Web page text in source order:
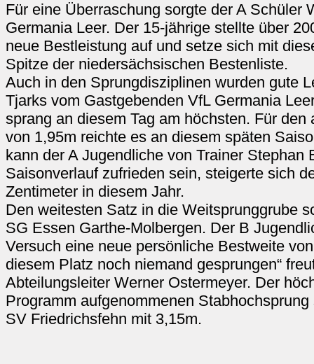
Für eine Überraschung sorgte der A Schüler
Germania Leer. Der 15-jährige stellte über
neue Bestleistung auf und setze sich mit
Spitze der niedersächsischen Bestenliste.
Auch in den Sprungdisziplinen wurden gute
Tjarks vom Gastgebenden VfL Germania
sprang an diesem Tag am höchsten. Für
von 1,95m reichte es an diesem späten
kann der A Jugendliche von Trainer Stephan
Saisonverlauf zufrieden sein, steigerte sich
Zentimeter in diesem Jahr.
Den weitesten Satz in die Weitsprunggrube
SG Essen Garthe-Molbergen. Der B
Versuch eine neue persönliche Bestweite
diesem Platz noch niemand gesprungen“
Abteilungsleiter Werner Ostermeyer. Der
Programm aufgenommenen
SV Friedrichsfehn mit 3,15m.